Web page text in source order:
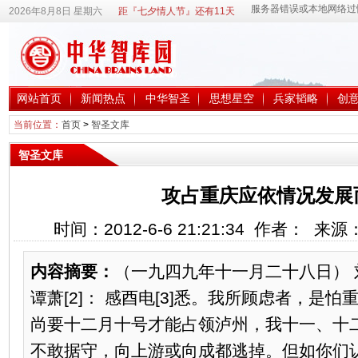
2026年8月8日 星期六 距『七夕情人节』还有11天
网站首页 新闻热点 中华智圣 思想星空 兵家韬略 创
当前位置： 首页> 智圣文库
智圣文库
攻占重庆应依情况发
时间：2012-6-6 21:21:34 作者： 来源
内容摘要：
（一九四九年十一月二十八日
谭萧[2]： 感酉电[3]悉。我所顾虑者，是怕
尚要十二月十号才能占领泸州，我十一、十
不敢据守，向上游或向成都逃掉。但如你们